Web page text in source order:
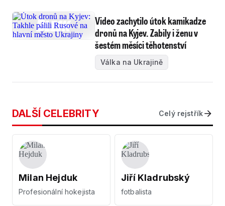
Video zachytilo útok kamikadze
dronů na Kyjev. Zabily i ženu v
šestém měsíci těhotenství
Válka na Ukrajině
DALŠÍ CELEBRITY Celý rejstřík
Milan Hejduk
Profesionální hokejista
Jiří Kladrubský
fotbalista